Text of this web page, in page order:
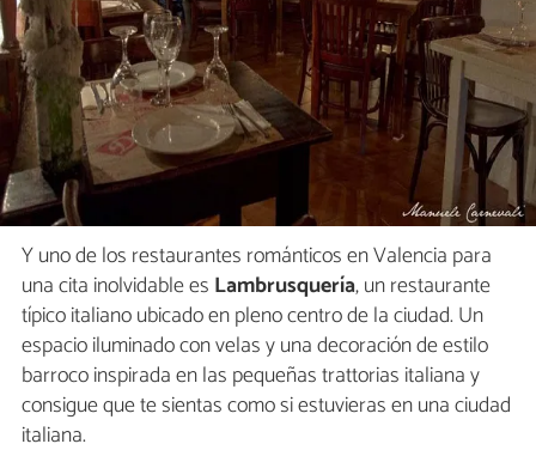
Y uno de los restaurantes románticos en Valencia para
una cita inolvidable es Lambrusquería, un restaurante
típico italiano ubicado en pleno centro de la ciudad. Un
espacio iluminado con velas y una decoración de estilo
barroco inspirada en las pequeñas trattorias italiana y
consigue que te sientas como si estuvieras en una ciudad
italiana.